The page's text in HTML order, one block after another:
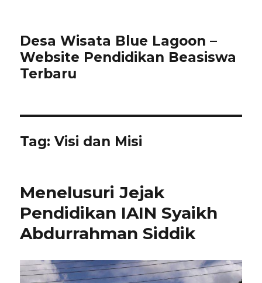
Desa Wisata Blue Lagoon –
Website Pendidikan Beasiswa
Terbaru
Tag:Visi dan Misi
Menelusuri Jejak
Pendidikan IAIN Syaikh
Abdurrahman Siddik